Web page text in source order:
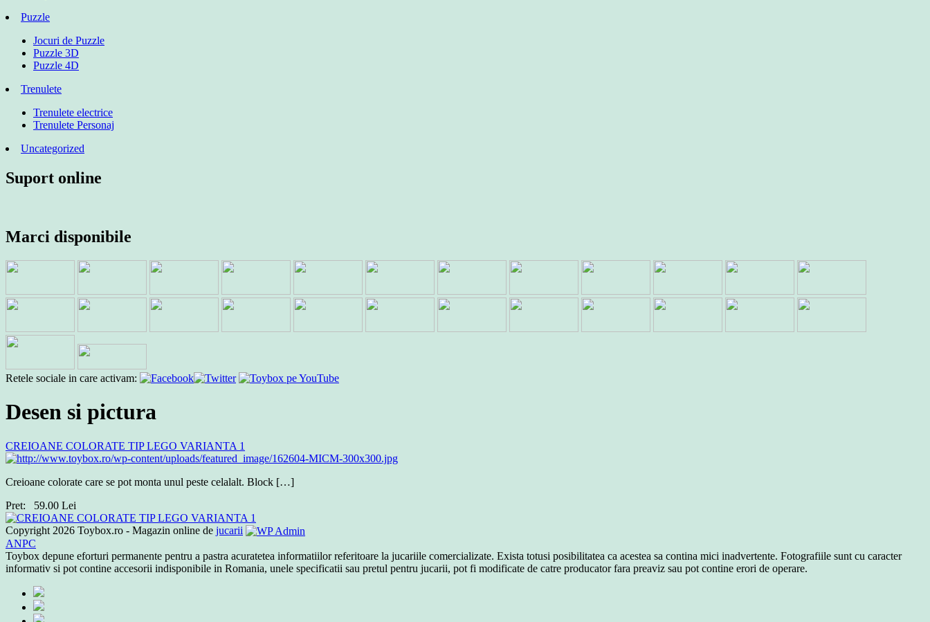
Puzzle
Jocuri de Puzzle
Puzzle 3D
Puzzle 4D
Trenulete
Trenulete electrice
Trenulete Personaj
Uncategorized
Suport online
Marci disponibile
Retele sociale in care activam:
Desen si pictura
CREIOANE COLORATE TIP LEGO VARIANTA 1
Creioane colorate care se pot monta unul peste celalalt. Block […]
Pret:
59.00 Lei
Copyright 2026 Toybox.ro - Magazin online de jucarii
ANPC
Toybox depune eforturi permanente pentru a pastra acuratetea informatiilor referitoare la jucariile comercializate. Exista totusi posibilitatea ca acestea sa contina mici inadvertente. Fotografiile sunt cu caracter
informativ si pot contine accesorii indisponibile in Romania, unele specificatii sau pretul pentru jucarii, pot fi modificate de catre producator fara preaviz sau pot contine erori de operare.